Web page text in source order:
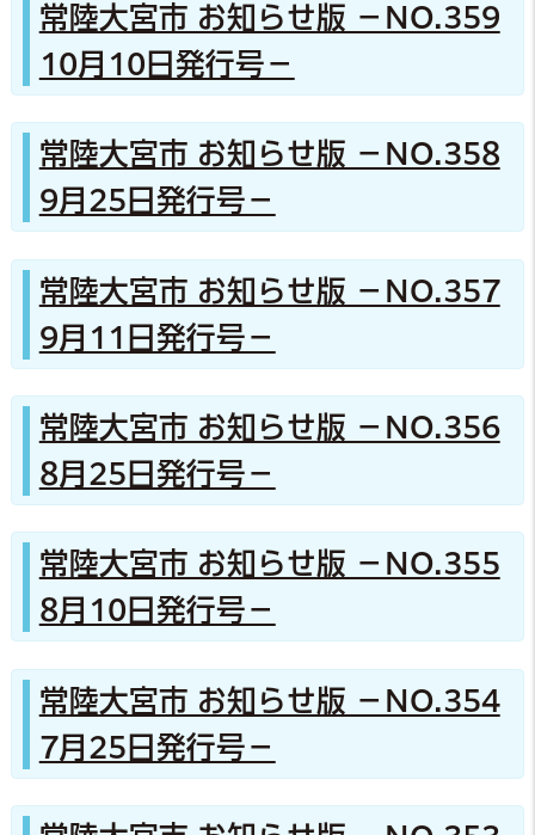
常陸大宮市 お知らせ版 －NO.359
10月10日発行号－
常陸大宮市 お知らせ版 －NO.358
9月25日発行号－
常陸大宮市 お知らせ版 －NO.357
9月11日発行号－
常陸大宮市 お知らせ版 －NO.356
8月25日発行号－
常陸大宮市 お知らせ版 －NO.355
8月10日発行号－
常陸大宮市 お知らせ版 －NO.354
7月25日発行号－